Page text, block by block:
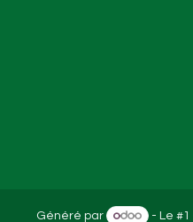
Généré par - Le #1